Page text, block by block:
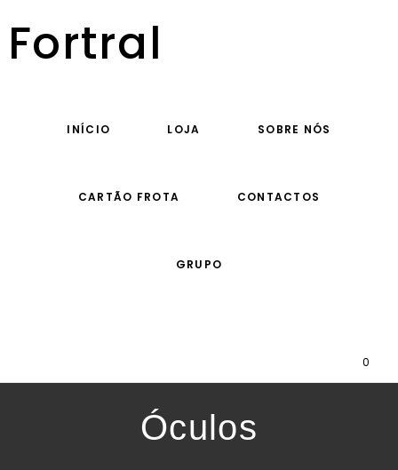
Fortral
INÍCIO LOJA SOBRE NÓS
CARTÃO FROTA CONTACTOS
GRUPO
0
Óculos